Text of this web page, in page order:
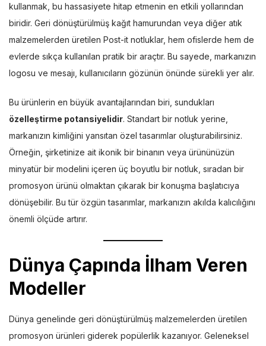
kullanmak, bu hassasiyete hitap etmenin en etkili yollarından
biridir. Geri dönüştürülmüş kağıt hamurundan veya diğer atık
malzemelerden üretilen Post-it notluklar, hem ofislerde hem de
evlerde sıkça kullanılan pratik bir araçtır. Bu sayede, markanızın
logosu ve mesajı, kullanıcıların gözünün önünde sürekli yer alır.
Bu ürünlerin en büyük avantajlarından biri, sundukları
özelleştirme potansiyelidir. Standart bir notluk yerine,
markanızın kimliğini yansıtan özel tasarımlar oluşturabilirsiniz.
Örneğin, şirketinize ait ikonik bir binanın veya ürününüzün
minyatür bir modelini içeren üç boyutlu bir notluk, sıradan bir
promosyon ürünü olmaktan çıkarak bir konuşma başlatıcıya
dönüşebilir. Bu tür özgün tasarımlar, markanızın akılda kalıcılığını
önemli ölçüde artırır.
Dünya Çapında İlham Veren
Modeller
Dünya genelinde geri dönüştürülmüş malzemelerden üretilen
promosyon ürünleri giderek popülerlik kazanıyor. Geleneksel